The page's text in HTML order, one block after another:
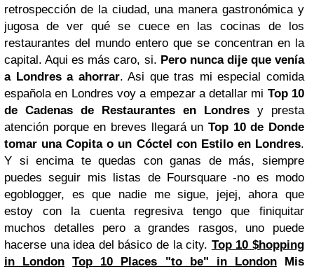
retrospección de la ciudad, una manera gastronómica y
jugosa de ver qué se cuece en las cocinas de los
restaurantes del mundo entero que se concentran en la
capital. Aqui es más caro, si. Pero nunca dije que venía
a Londres a ahorrar. Asi que tras mi especial comida
española en Londres voy a empezar a detallar mi Top 10
de Cadenas de Restaurantes en Londres y presta
atención porque en breves llegará un Top 10 de Donde
tomar una Copita o un Cóctel con Estilo en Londres.
Y si encima te quedas con ganas de más, siempre
puedes seguir mis listas de Foursquare -no es modo
egoblogger, es que nadie me sigue, jejej, ahora que
estoy con la cuenta regresiva tengo que finiquitar
muchos detalles pero a grandes rasgos, uno puede
hacerse una idea del básico de la city. Top 10 $hopping
in London Top 10 Places "to be" in London
Mis